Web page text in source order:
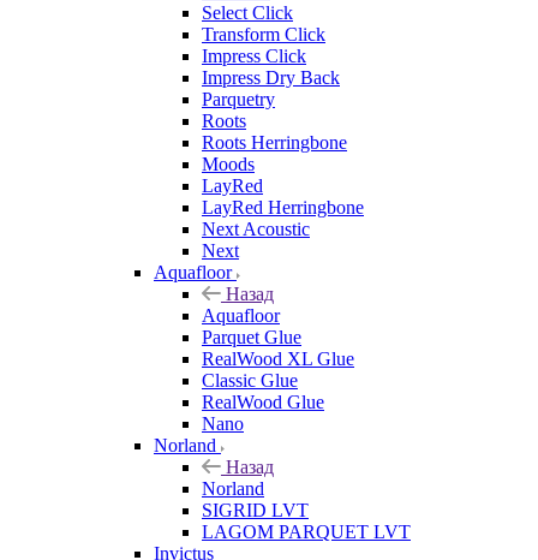
Select Click
Transform Click
Impress Click
Impress Dry Back
Parquetry
Roots
Roots Herringbone
Moods
LayRed
LayRed Herringbone
Next Acoustic
Next
Aquafloor
Назад
Aquafloor
Parquet Glue
RealWood XL Glue
Classic Glue
RealWood Glue
Nano
Norland
Назад
Norland
SIGRID LVT
LAGOM PARQUET LVT
Invictus